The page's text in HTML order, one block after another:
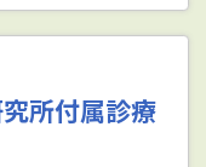
所付属診療